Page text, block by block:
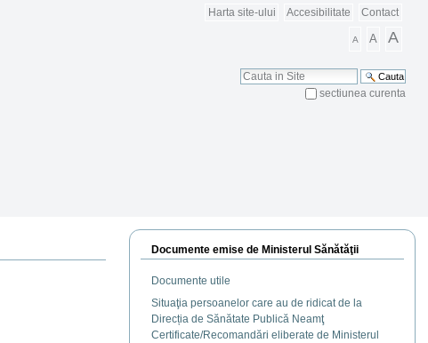
Harta site-ului Accesibilitate Contact
A A A
Cauta
sectiunea curenta
Documente emise de Ministerul Sănătăţii
Documente utile
Situaţia persoanelor care au de ridicat de la
Direcția de Sănătate Publică Neamţ
Certificate/Recomandări eliberate de Ministerul